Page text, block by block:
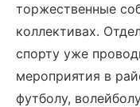
торжественные
коллективах.
спорту уже
мероприятия в
футболу,